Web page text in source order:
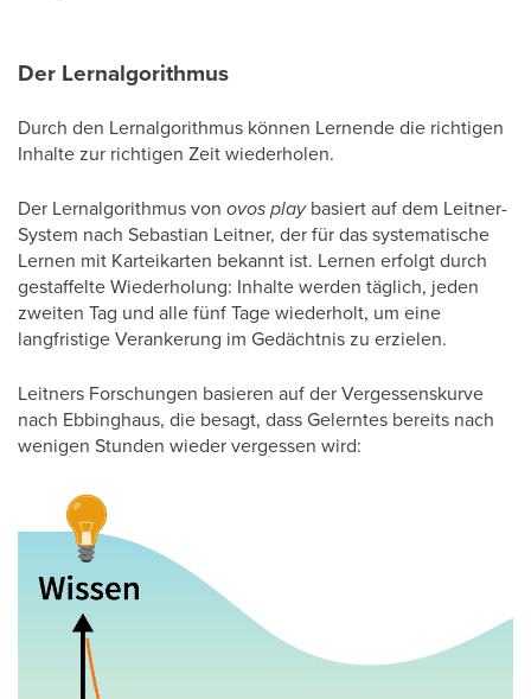
Der Lernalgorithmus
Durch den Lernalgorithmus können Lernende die richtigen
Inhalte zur richtigen Zeit wiederholen.
Der Lernalgorithmus von ovos playbasiert auf dem Leitner-
System nach Sebastian Leitner, der für das systematische
Lernen mit Karteikarten bekannt ist. Lernen erfolgt durch
gestaffelte Wiederholung: Inhalte werden täglich, jeden
zweiten Tag und alle fünf Tage wiederholt, um eine
langfristige Verankerung im Gedächtnis zu erzielen.
Leitners Forschungen basieren auf der Vergessenskurve
nach Ebbinghaus, die besagt, dass Gelerntes bereits nach
wenigen Stunden wieder vergessen wird: